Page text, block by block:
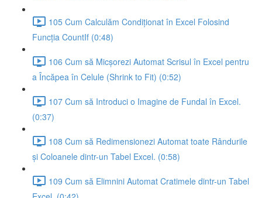
105 Cum Calculăm Condiționat în Excel Folosind
Funcția CountIf (0:48)
106 Cum să Micșorezi Automat Scrisul în Excel pentru
a Încăpea în Celule (Shrink to Fit) (0:52)
107 Cum să Introduci o Imagine de Fundal în Excel.
(0:37)
108 Cum să Redimensionezi Automat toate Rândurile
și Coloanele dintr-un Tabel Excel. (0:58)
109 Cum să Elimnini Automat Cratimele dintr-un Tabel